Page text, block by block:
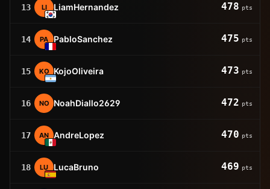
13 LI LiamHernandez 478 pts
14 PA PabloSanchez 475 pts
15 KO KojoOliveira 473 pts
16 NO NoahDiallo2629 472 pts
17 AN AndreLopez 470 pts
18 LU LucaBruno 469 pts